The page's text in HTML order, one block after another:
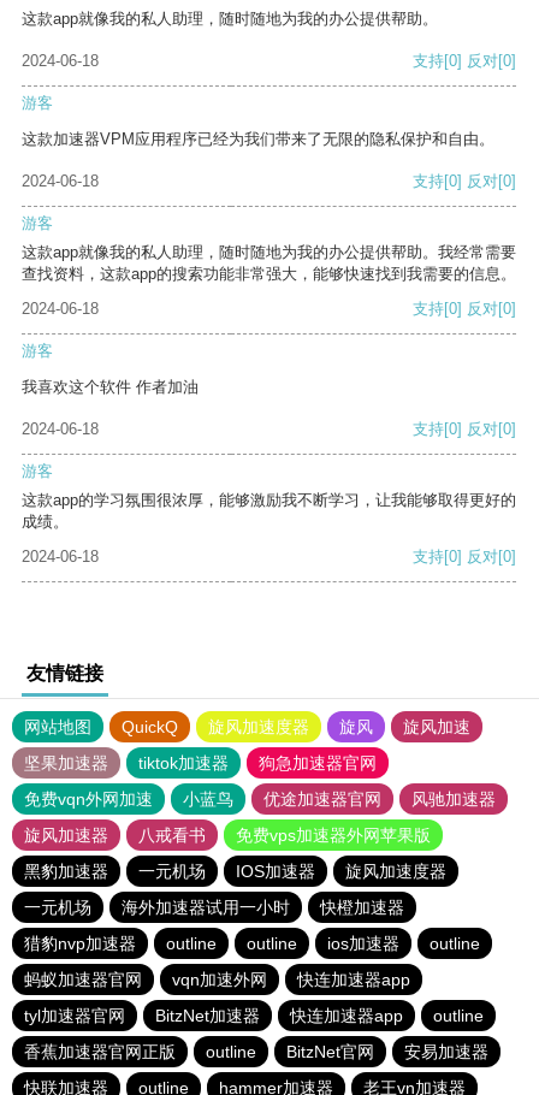
这款app就像我的私人助理，随时随地为我的办公提供帮助。
2024-06-18 支持[0] 反对[0]
游客
这款加速器VPM应用程序已经为我们带来了无限的隐私保护和自由。
2024-06-18 支持[0] 反对[0]
游客
这款app就像我的私人助理，随时随地为我的办公提供帮助。我经常需要
查找资料，这款app的搜索功能非常强大，能够快速找到我需要的信息。
2024-06-18
支持[0] 反对[0]
游客
我喜欢这个软件 作者加油
2024-06-18 支持[0] 反对[0]
游客
这款app的学习氛围很浓厚，能够激励我不断学习，让我能够取得更好的
成绩。
2024-06-18
支持[0] 反对[0]
友情链接
网站地图 QuickQ 旋风加速度器 旋风
旋风加速
坚果加速器
tiktok加速器
狗急加速器官网
免费vqn外网加速
小蓝鸟 优途加速器官网
风驰加速器
旋风加速器
八戒看书
免费vps加速器外网苹果版
黑豹加速器
一元机场 IOS加速器
旋风加速度器
一元机场
海外加速器试用一小时
快橙加速器
猎豹nvp加速器
outline outline ios加速器
outline
蚂蚁加速器官网
vqn加速外网
快连加速器app
tyl加速器官网
BitzNet加速器 快连加速器app
outline
香蕉加速器官网正版
outline BitzNet官网
安易加速器
快联加速器
outline hammer加速器 老王vn加速器